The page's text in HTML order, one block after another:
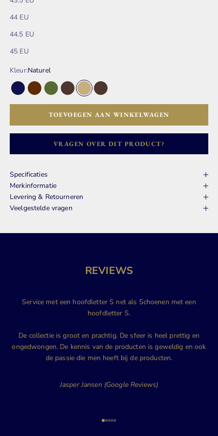
44 EU
44.5 EU
45 EU
Kleur:Naturel
BlauwBruinGroenDonker Bruin
NaturelDonker Bruin
TOEVOEGEN AAN WINKELWAGEN
VRAGEN OVER DIT PRODUCT?
Specificaties
Merkinformatie
Levering & Retourneren
Veelgestelde vragen
REVIEWS
Service met een hoofdletter S net als Schoenen met een
hoofdletter S.
De collectie is groot en prachtig. De sfeer is heel prettig en
ongedwongen. De kennis van de producten is geweldig en ook
de passie die men heeft bij de producten.
Jasper Jansen (Google Reviews)
Naar artikel 1
Naar artikel 2
Naar artikel 3
Naar artikel 4
Naar artikel 5